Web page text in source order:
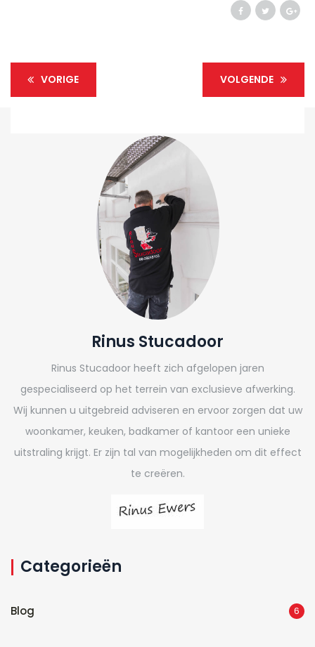
VORIGE VOLGENDE
Rinus Stucadoor
Rinus Stucadoor heeft zich afgelopen jaren
gespecialiseerd op het terrein van exclusieve afwerking.
Wij kunnen u uitgebreid adviseren en ervoor zorgen dat uw
woonkamer, keuken, badkamer of kantoor een unieke
uitstraling krijgt. Er zijn tal van mogelijkheden om dit effect
te creëren.
Categorieën
Blog 6